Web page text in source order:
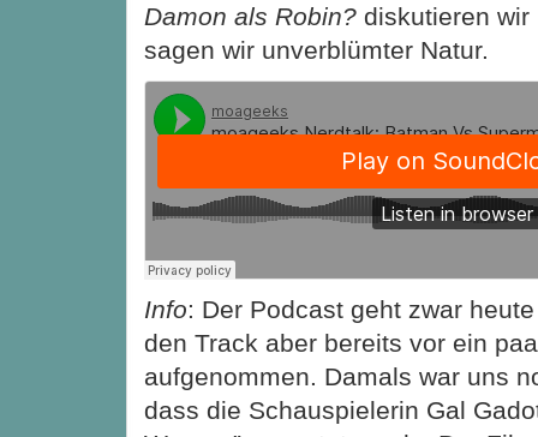
Damon als Robin? diskutieren wir
sagen wir unverblümter Natur.
Info: Der Podcast geht zwar
den Track aber bereits vor ein
aufgenommen. Damals war uns
dass die Schauspielerin Gal